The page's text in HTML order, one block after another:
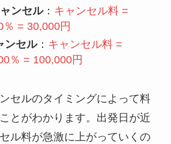
ンセル： キャンセル料 =
= 30,000円
ンセル： キャンセル料 =
％ = 100,000円
セルのタイミングによって料
とがわかります。出発日が近
ル料が急激に上がっていくの